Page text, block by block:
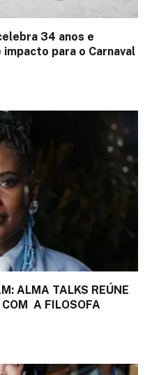
34 anos e
para o Carnaval
ALMA TALKS REÚNE
A FILOSOFA